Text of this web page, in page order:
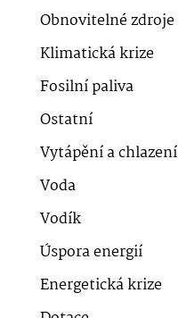
Obnovitelné zdroje
Klimatická krize
Fosilní paliva
Ostatní
Vytápění a chlazení
Voda
Vodík
Úspora energií
Energetická krize